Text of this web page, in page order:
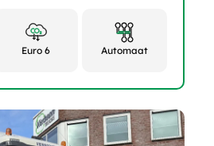
Euro 6 Automaat